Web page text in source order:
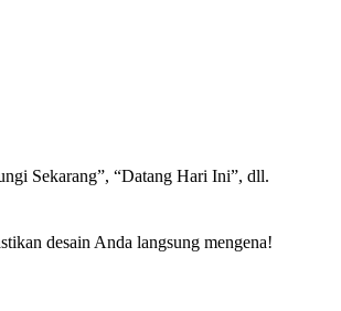
Sekarang”, “Datang Hari Ini”, dll.
desain Anda langsung mengena!